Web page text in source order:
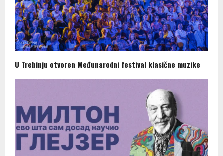
U Trebinju otvoren Međunarodni festival klasične muzike